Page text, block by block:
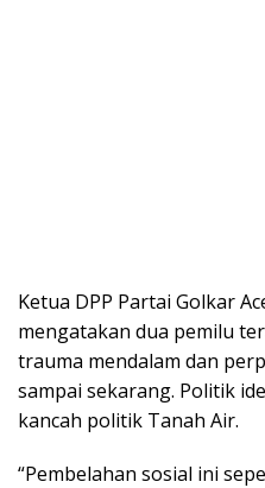
Ketua DPP Partai Golkar
mengatakan dua pemilu
trauma mendalam dan
sampai sekarang. Politik
kancah politik Tanah Air.
“Pembelahan sosial ini